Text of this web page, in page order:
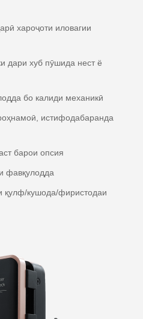
хароҷоти иловагии
дари хуб пӯшида нест ё
бо калиди механикӣ
истифодабаранда
барои опсия
фавқулодда
қулф/кушода/фиристодаи